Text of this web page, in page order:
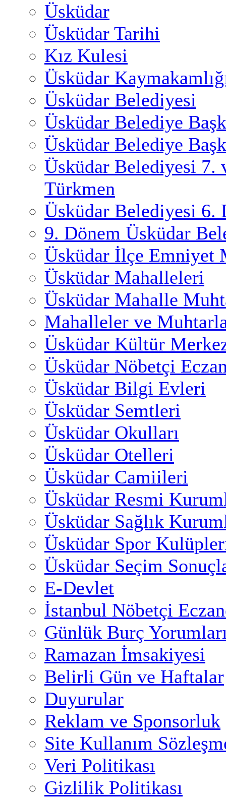
Üsküdar
Üsküdar Tarihi
Kız Kulesi
Üsküdar
Üsküdar Belediyesi
Üsküdar Belediye
Üsküdar Belediye
Üsküdar Belediyesi 7.
Türkmen
Üsküdar Belediyesi 6.
9. Dönem Üsküdar
Üsküdar İlçe Emniyet
Üsküdar Mahalleleri
Üsküdar Mahalle
Mahalleler ve
Üsküdar Kültür
Üsküdar Nöbetçi
Üsküdar Bilgi Evleri
Üsküdar Semtleri
Üsküdar Okulları
Üsküdar Otelleri
Üsküdar Camiileri
Üsküdar Resmi
Üsküdar Sağlık
Üsküdar Spor
Üsküdar Seçim
E-Devlet
İstanbul Nöbetçi
Günlük Burç
Ramazan İmsakiyesi
Belirli Gün ve Haftalar
Duyurular
Reklam ve Sponsorluk
Site Kullanım
Veri Politikası
Gizlilik Politikası